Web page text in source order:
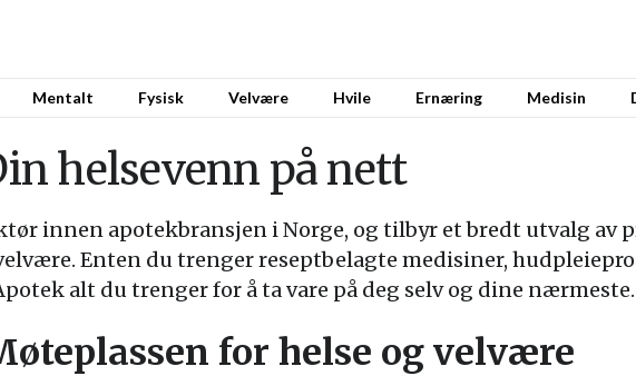
Mentalt Fysisk Velvære Hvile Ernæring Medisin
helsevenn på nett
innen apotekbransjen i Norge, og tilbyr et bredt utvalg av
Enten du trenger reseptbelagte medisiner,
alt du trenger for å ta vare på deg selv og dine nærmeste.
for helse og velvære